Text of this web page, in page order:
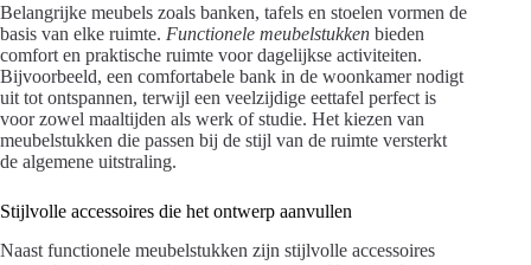
Belangrijke meubels zoals banken, tafels en stoelen vormen de
basis van elke ruimte. Functionele meubelstukken bieden
comfort en praktische ruimte voor dagelijkse activiteiten.
Bijvoorbeeld, een comfortabele bank in de woonkamer nodigt
uit tot ontspannen, terwijl een veelzijdige eettafel perfect is
voor zowel maaltijden als werk of studie. Het kiezen van
meubelstukken die passen bij de stijl van de ruimte versterkt
de algemene uitstraling.
Stijlvolle accessoires die het ontwerp aanvullen
Naast functionele meubelstukken zijn stijlvolle accessoires